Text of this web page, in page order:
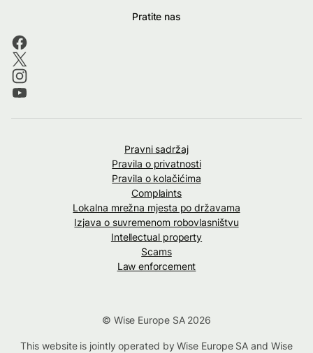
Pratite nas
Pravni sadržaj
Pravila o privatnosti
Pravila o kolačićima
Complaints
Lokalna mrežna mjesta po državama
Izjava o suvremenom robovlasništvu
Intellectual property
Scams
Law enforcement
© Wise Europe SA 2026
This website is jointly operated by Wise Europe SA and Wise